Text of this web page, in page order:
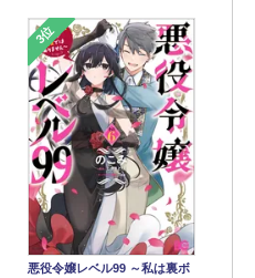
3位
悪役令嬢レベル99 ～私は裏ボ